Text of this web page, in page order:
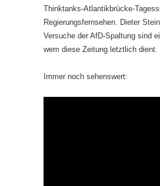
Thinktanks-Atlantikbrücke-
Regierungsfernsehen. Dieter
Versuche der AfD-Spaltung sind
wem diese Zeitung letztlich dient.
Immer noch sehenswert: